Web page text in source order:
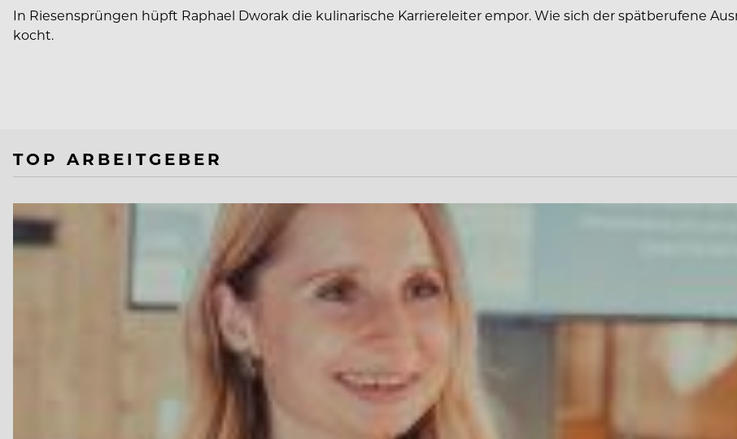
In Riesensprüngen hüpft Raphael Dworak die kulinarische Karriereleiter empor. Wie sich der spätberufene
kocht.
TOP ARBEITGEBER